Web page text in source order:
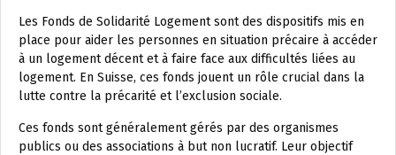
Les Fonds de Solidarité Logement sont des dispositifs mis en
place pour aider les personnes en situation précaire à accéder
à un logement décent et à faire face aux difficultés liées au
logement. En Suisse, ces fonds jouent un rôle crucial dans la
lutte contre la précarité et l’exclusion sociale.
Ces fonds sont généralement gérés par des organismes
publics ou des associations à but non lucratif. Leur objectif